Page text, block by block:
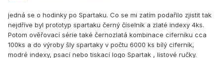
jedná se o hodinky po Spartaku. Co se mi zatím podařilo zjistit tak
nejdříve byl prototyp spartaku černý číselník a zlaté indexy 4ks.
Potom ověřovací série také černozlatá kombinace ciferníku cca
100ks a do výroby šly spartaky v počtu 6000 ks bílý ciferník,
modré indexy, psací nebo tiskací logo Spartak , listové ručky.